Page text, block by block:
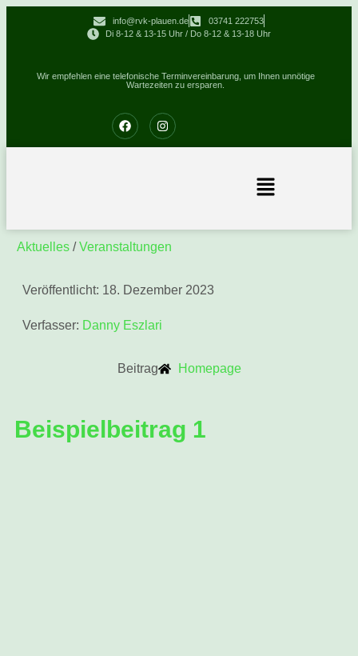
info@rvk-plauen.de
03741 222753
Di 8-12 & 13-15 Uhr / Do 8-12 & 13-18 Uhr
Wir empfehlen eine telefonische Terminvereinbarung, um Ihnen unnötige
Wartezeiten zu ersparen.
Aktuelles /Veranstaltungen
Veröffentlicht: 18. Dezember 2023
Verfasser: Danny Eszlari
Beitrag Homepage
Beispielbeitrag 1